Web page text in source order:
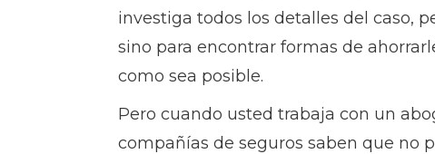
investiga todos los detalles del caso,
sino para encontrar formas de
como sea posible.
Pero cuando usted trabaja con un
compañías de seguros saben que no